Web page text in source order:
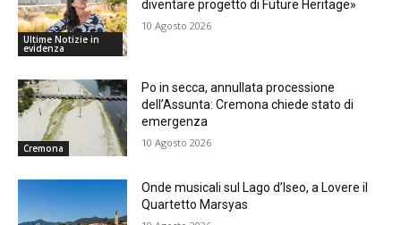
Ultime Notizie in
evidenza
diventare progetto di Future Heritage»
10 Agosto 2026
Cremona
Po in secca, annullata processione
dell’Assunta: Cremona chiede stato di
emergenza
10 Agosto 2026
Onde musicali sul Lago d’Iseo, a Lovere il
Quartetto Marsyas